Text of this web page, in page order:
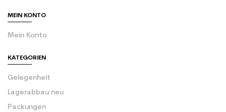
MEIN KONTO
Mein Konto
KATEGORIEN
Gelegenheit
Lagerabbau neu
Packungen